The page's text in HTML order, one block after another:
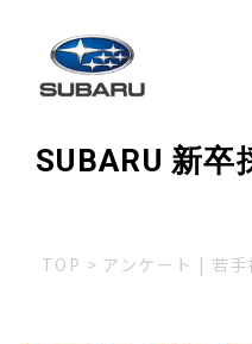
SUBARU 新卒
TOP > アンケート | 若